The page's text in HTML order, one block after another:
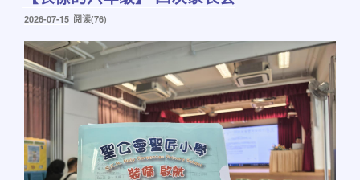
发
于
2026-07-15 阅读(76)